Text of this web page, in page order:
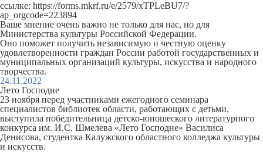
ссылке: https://forms.mkrf.ru/e/2579/xTPLeBU7/?
ap_orgcode=223894
Ваше мнение очень важно не только для нас, но для
Министерства культуры Российской Федерации.
Оно поможет получить независимую и честную оценку
удовлетворенности граждан России работой государственных и
муниципальных организаций культуры, искусства и народного
творчества.
24.11.2022
Лето Господне
23 ноября перед участниками ежегодного семинара
специалистов библиотек области, работающих с детьми,
выступила победительница детско-юношеского литературного
конкурса им. И.С. Шмелева «Лето Господне» Василиса
Денисова, студентка Калужского областного колледжа культуры
и искусств.